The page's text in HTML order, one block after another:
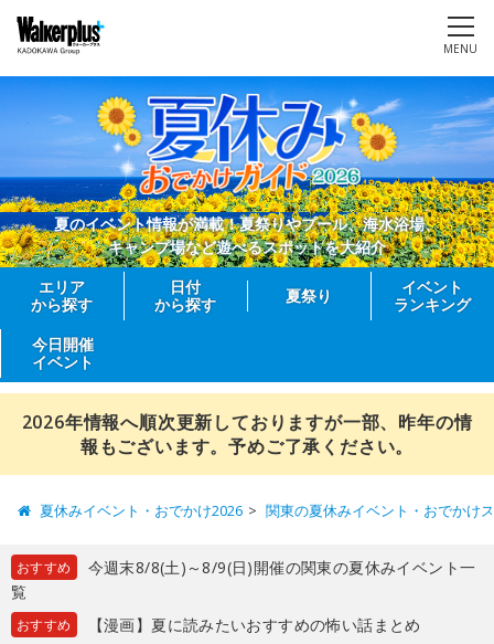
MENU
夏のイベント情報が満載！夏祭りやプール、海水浴場、
キャンプ場など遊べるスポットを大紹介
エリア
から探す
日付
から探す
夏祭り
イベント
ランキング
今日開催
イベント
2026年情報へ順次更新しておりますが一部、昨年の情
報もございます。予めご了承ください。
夏休みイベント・おでかけ2026 関東の夏休みイベント・おでかけ
おすすめ
今週末8/8(土)～8/9(日)開催の関東の夏休みイベント一
覧
おすすめ 【漫画】夏に読みたいおすすめの怖い話まとめ